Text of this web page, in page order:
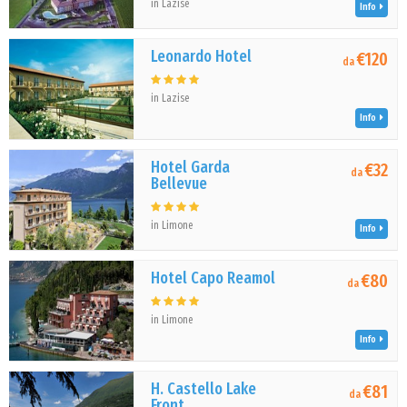
in Lazise Info
Leonardo Hotel
in Lazise
da€120
Info
Hotel Garda
Bellevue
in Limone
da€32
Info
Hotel Capo Reamol
in Limone
da€80
Info
H. Castello Lake
da€81